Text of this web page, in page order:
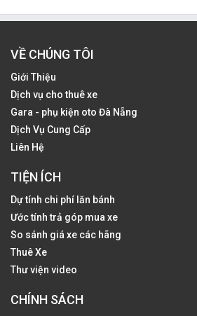
VỀ CHÚNG TÔI
Giới Thiệu
Dịch vụ cho thuê xe
Gara - phụ kiện oto Đà Nẵng
Dịch Vụ Cung Cấp
Liên Hệ
TIỆN ÍCH
Dự tính chi phí lăn bánh
Ước tính trả góp mua xe
So sánh giá xe các hãng
Thuê Xe
Thư viện video
CHÍNH SÁCH